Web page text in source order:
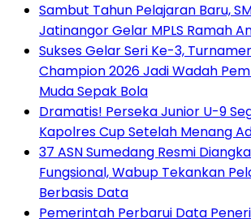
Sambut Tahun Pelajaran Baru,
Jatinangor Gelar MPLS Ramah
Sukses Gelar Seri Ke-3,
Champion 2026 Jadi Wadah
Muda Sepak Bola
Dramatis! Perseka Junior U-9
Kapolres Cup Setelah Menang
37 ASN Sumedang Resmi
Fungsional, Wabup Tekankan
Berbasis Data
Pemerintah Perbarui Data